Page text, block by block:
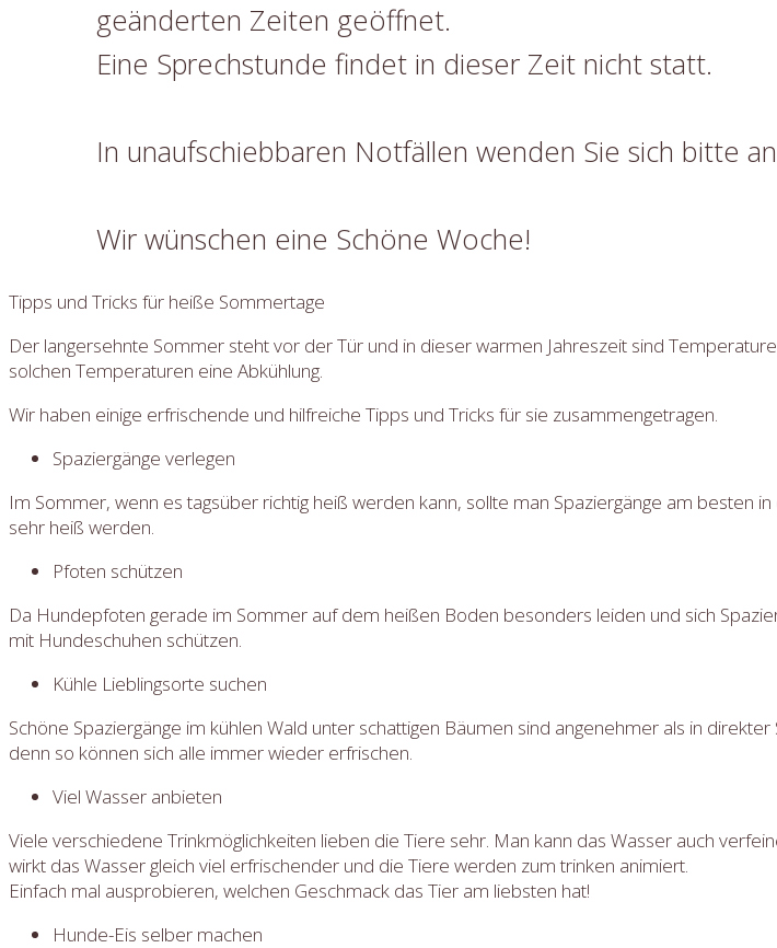
geänderten Zeiten geöffnet.
Eine Sprechstunde findet in dieser Zeit nicht statt.
In unaufschiebbaren Notfällen wenden Sie sich bitte
Wir wünschen eine Schöne Woche!
Tipps und Tricks für heiße Sommertage
Der langersehnte Sommer steht vor der Tür und in dieser warmen Jahreszeit sind
solchen Temperaturen eine Abkühlung.
Wir haben einige erfrischende und hilfreiche Tipps und Tricks für sie zusammengetragen.
Spaziergänge verlegen
Im Sommer, wenn es tagsüber richtig heiß werden kann, sollte man Spaziergänge am
sehr heiß werden.
Pfoten schützen
Da Hundepfoten gerade im Sommer auf dem heißen Boden besonders leiden und sich
mit Hundeschuhen schützen.
Kühle Lieblingsorte suchen
Schöne Spaziergänge im kühlen Wald unter schattigen Bäumen sind angenehmer als in
denn so können sich alle immer wieder erfrischen.
Viel Wasser anbieten
Viele verschiedene Trinkmöglichkeiten lieben die Tiere sehr. Man kann das Wasser auch
wirkt das Wasser gleich viel erfrischender und die Tiere werden zum trinken animiert.
Einfach mal ausprobieren, welchen Geschmack das Tier am liebsten hat!
Hunde-Eis selber machen